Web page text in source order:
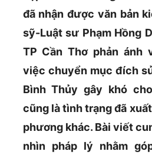
đã nhận được văn bản
sỹ-Luật sư Phạm Hồng
TP Cần Thơ phản ánh
việc chuyển mục đích
Bình Thủy gây khó
cũng là tình trạng đã
phương khác. Bài viết
nhìn pháp lý nhằm